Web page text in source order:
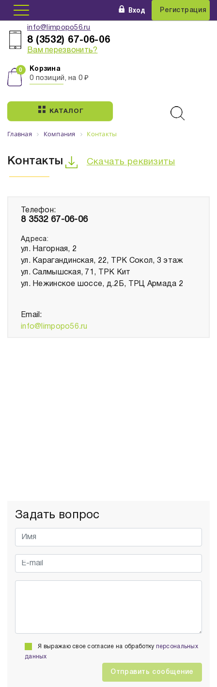
Вход Регистрация
info@limpopo56.ru
8 (3532) 67-06-06
Вам перезвонить?
Корзина
0 позиций, на 0 ₽
КАТАЛОГ
Главная Компания Контакты
Контакты Скачать реквизиты
Телефон:
8 3532 67-06-06
Адреса:
ул. Нагорная, 2
ул. Карагандинская, 22, ТРК Сокол, 3 этаж
ул. Салмышская, 71, ТРК Кит
ул. Нежинское шоссе, д.2Б, ТРЦ Армада 2
Email:
info@limpopo56.ru
Задать вопрос
Я выражаю свое согласие на обработку персональных
данных